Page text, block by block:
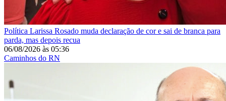
Política Larissa Rosado muda declaração de cor e sai de branca para
parda, mas depois recua
06/08/2026 às 05:36
Caminhos do RN